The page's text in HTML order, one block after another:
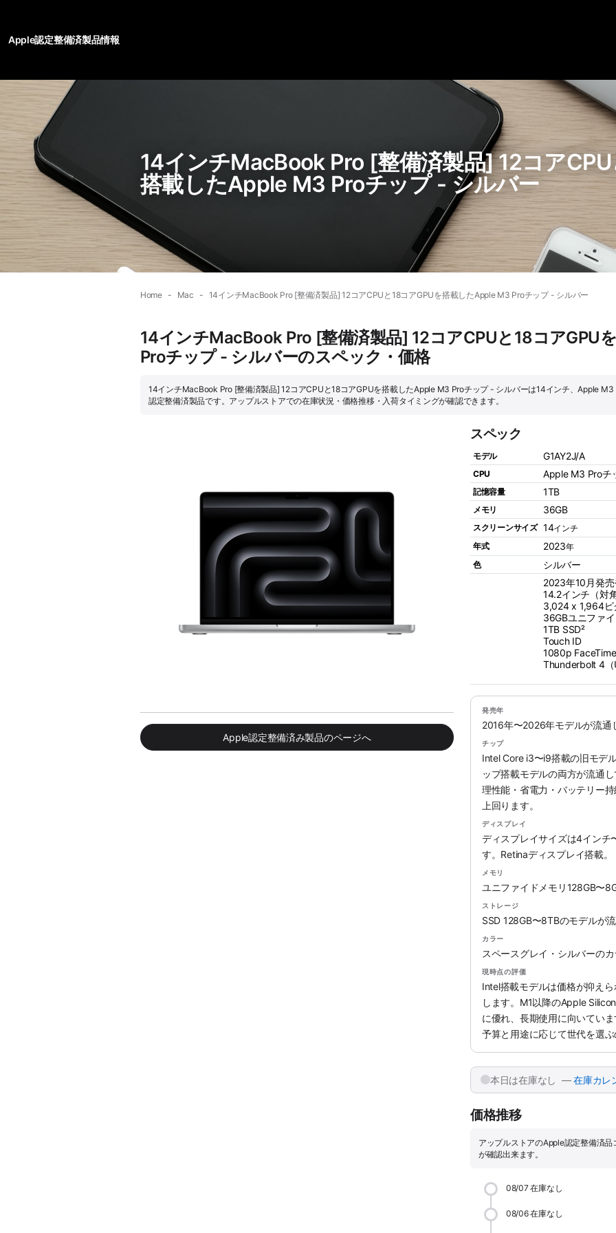
Apple認定整備済製品情報
14インチMacBook Pro [整備済製品] 12コア
搭載したApple M3 Proチップ - シルバー
Home Mac 14インチMacBook Pro [整備済製品] 12コアCPUと18コアGPUを搭載したApple M3 Proチップ - シルバー
14インチMacBook Pro [整備済製品] 12コアCPUと18コアGPU
Proチップ - シルバーのスペック・価格
14インチMacBook Pro [整備済製品] 12コアCPUと18コアGPUを搭載したApple M3 Proチップ - シルバーは14インチ、Apple
認定整備済製品です。アップルストアでの在庫状況・価格推移・入荷タイミングが確認できます。
Apple認定整備済み製品のページへ
スペック
モデル G1AY2J/A
CPU Apple M3 Proチ
記憶容量 1TB
メモリ 36GB
スクリーンサイズ 14インチ
年式
2023年
色
シルバー
2023年10月発
14.2インチ（対
3,024 x 1,964
36GBユニファ
1TB SSD²
Touch ID
1080p
Thunderbolt 4
発売年
2016年〜2026年モデルが流通
チップ
Intel Core i3〜i9搭載の旧モデ
ップ搭載モデルの両方が流通
理性能・省電力・バッテリー
上回ります。
ディスプレイ
ディスプレイサイズは4インチ
す。Retinaディスプレイ搭載。
メモリ
ユニファイドメモリ128GB〜
ストレージ
SSD 128GB〜8TBのモデルが
カラー
スペースグレイ・シルバーの
現時点の評価
Intel搭載モデルは価格が抑え
します。M1以降のApple
に優れ、長期使用に向いてい
予算と用途に応じて世代を選
本日は在庫なし —在庫カレ
価格推移
アップルストアのApple認定整備済
が確認出来ます。
08/07在庫なし
08/06在庫なし